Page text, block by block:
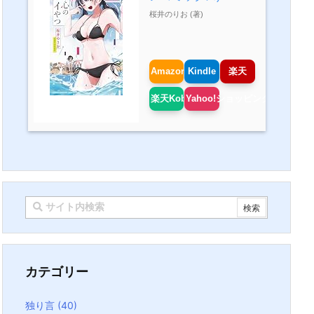
桜井のりお (著)
Amazon Kindle 楽天
楽天KoboYahoo!ショッピング
カテゴリー
独り言 (40)